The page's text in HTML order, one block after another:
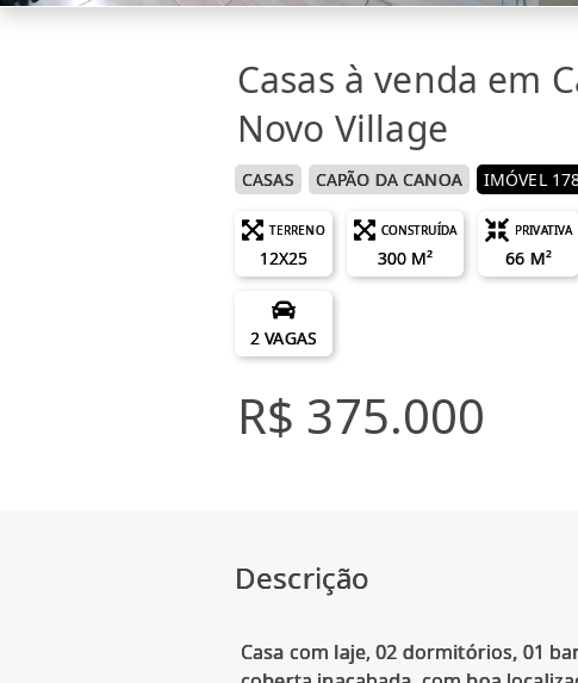
Casas à venda em
Novo Village
CASAS CAPÃO DA CANOA IMÓVEL
TERRENO
12X25
CONSTRUÍDA
300 M²
PRIVATIVA
66 M²
2 VAGAS
R$ 375.000
Descrição
Casa com laje, 02 dormitórios, 01